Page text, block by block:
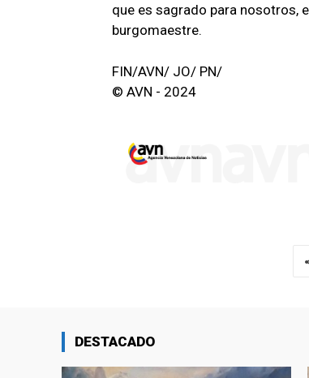
que es sagrado para nosotros,
burgomaestre.
FIN/AVN/ JO/ PN/
© AVN - 2024
DESTACADO